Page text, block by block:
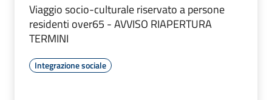
Viaggio socio-culturale riservato a persone
residenti over65 - AVVISO RIAPERTURA
TERMINI
Integrazione sociale